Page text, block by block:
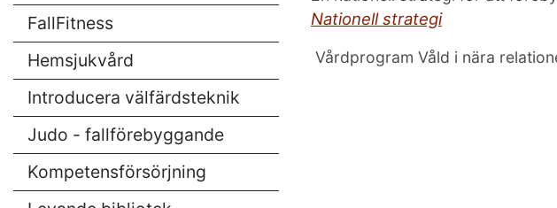
FallFitness
Hemsjukvård
Introducera välfärdsteknik
Judo - fallförebyggande
Kompetensförsörjning
Nationell strategi
Vårdprogram Våld i nära